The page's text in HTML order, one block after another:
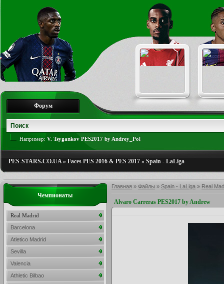
Форум
Например: V. Tsygankov PES2017 by Andrey_Pol
PES-STARS.CO.UA» Faces PES 2016 & PES 2017 » Spain - LaLiga
Главная » Файлы » Spain - LaLiga » Real
Alvaro Carreras PES2017 by Andrew
Чемпионаты
Real Madrid
Barcelona
Atletico Madrid
Sevilla
Valencia
Athletic Bilbao